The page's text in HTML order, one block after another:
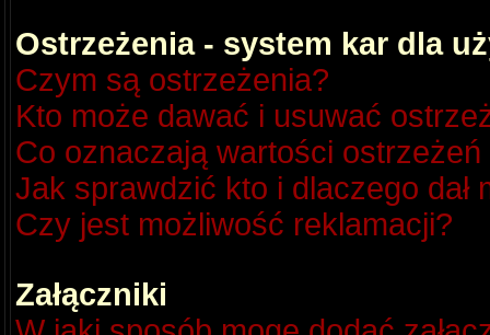
Ostrzeżenia - system kar dla
Czym są ostrzeżenia?
Kto może dawać i usuwać
Co oznaczają wartości
Jak sprawdzić kto i dlaczego dał
Czy jest możliwość reklamacji?
Załączniki